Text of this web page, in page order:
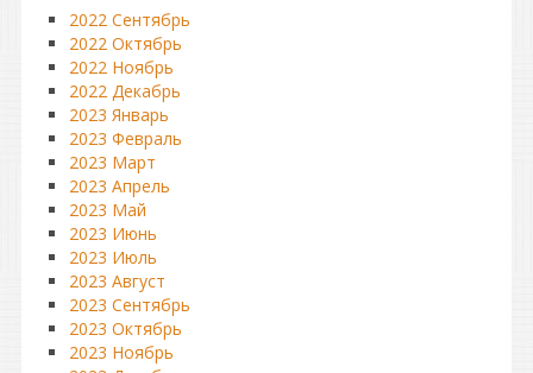
2022 Сентябрь
2022 Октябрь
2022 Ноябрь
2022 Декабрь
2023 Январь
2023 Февраль
2023 Март
2023 Апрель
2023 Май
2023 Июнь
2023 Июль
2023 Август
2023 Сентябрь
2023 Октябрь
2023 Ноябрь